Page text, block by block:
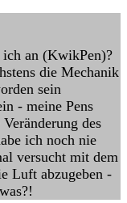
ich an (KwikPen)?
die Mechanik
sein
- meine Pens
des
ich noch nie
versucht mit dem
Luft abzugeben -